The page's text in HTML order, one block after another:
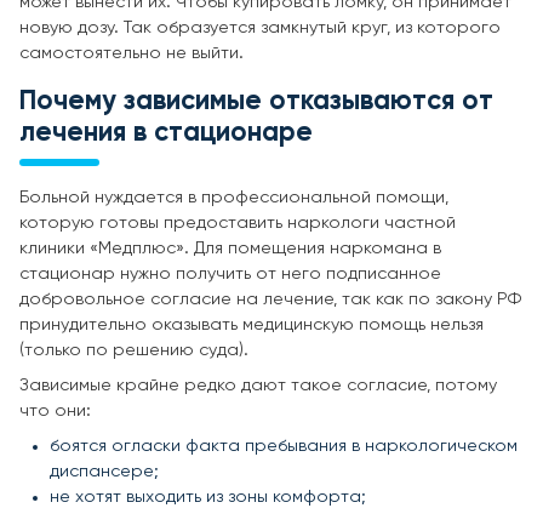
новую дозу. Так образуется замкнутый круг, из которого
самостоятельно не выйти.
Почему зависимые отказываются от
лечения в стационаре
Больной нуждается в профессиональной помощи,
которую готовы предоставить наркологи частной
клиники «Медплюс». Для помещения наркомана в
стационар нужно получить от него подписанное
добровольное согласие на лечение, так как по закону РФ
принудительно оказывать медицинскую помощь нельзя
(только по решению суда).
Зависимые крайне редко дают такое согласие, потому
что они:
боятся огласки факта пребывания в наркологическом
диспансере;
не хотят выходить из зоны комфорта;